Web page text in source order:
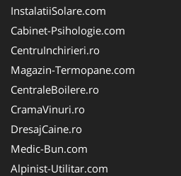
InstalatiiSolare.com
Cabinet-Psihologie.com
CentruInchirieri.ro
Magazin-Termopane.com
CentraleBoilere.ro
CramaVinuri.ro
DresajCaine.ro
Medic-Bun.com
Alpinist-Utilitar.com